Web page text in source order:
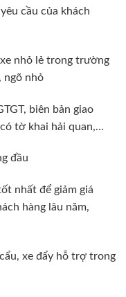
cầu của khách
nhỏ lẻ trong trường
ngõ nhỏ
biên bản giao
tờ khai hải quan,…
đầu
nhất để giảm giá
hàng lâu năm,
xe đẩy hỗ trợ trong